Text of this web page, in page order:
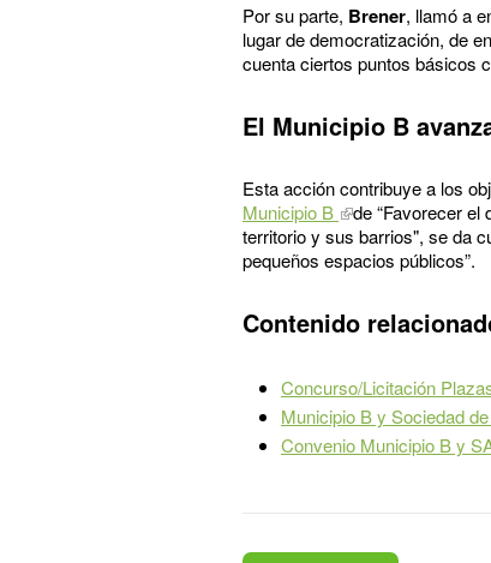
Por su parte, Brener, llamó a
lugar de democratización, de
cuenta ciertos puntos básicos
El Municipio B
Esta acción contribuye a los
Municipio B
de “Favorecer
territorio y sus barrios", se da
pequeños espacios públicos”.
Contenido
Concurso/Licitación
Municipio B y Sociedad
Convenio Municipio B y